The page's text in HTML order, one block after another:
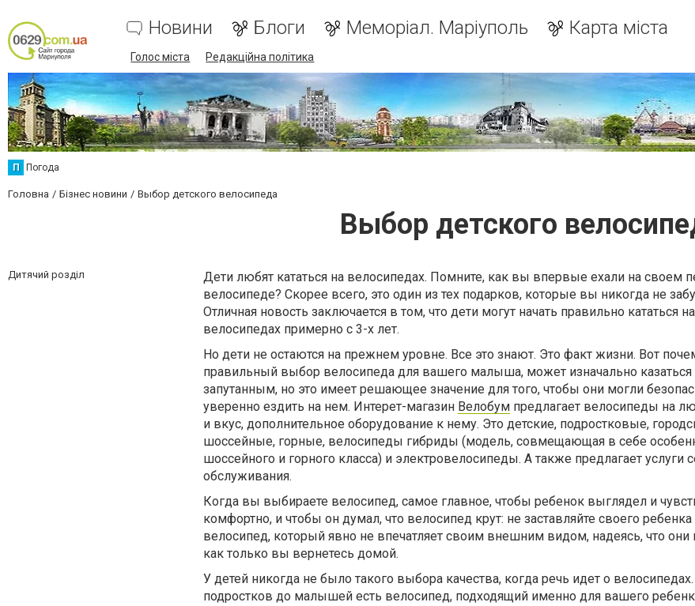
Новини Блоги Меморіал. Маріуполь Карта міста
Голос міста Редакційна політика
П Погода
Головна Бізнес новини Выбор детского велосипеда
Выбор детского
Дитячий розділ
Дети любят кататься на велосипедах. Помните, как вы впервые ехали на своем
велосипеде? Скорее всего, это один из тех подарков, которые вы никогда не
Отличная новость заключается в том, что дети могут начать правильно кататься на
велосипедах примерно с 3-х лет.
Но дети не остаются на прежнем уровне. Все это знают. Это факт жизни. Вот
правильный выбор велосипеда для вашего малыша, может изначально
запутанным, но это имеет решающее значение для того, чтобы они могли
уверенно ездить на нем. Интерет-магазин Велобум предлагает велосипеды на
и вкус, дополнительное оборудование к нему. Это детские, подростковые,
шоссейные, горные, велосипеды гибриды (модель, совмещающая в себе
шоссейного и горного класса) и электровелосипеды. А также предлагает услуги
обслуживания.
Когда вы выбираете велосипед, самое главное, чтобы ребенок выглядел и
комфортно, и чтобы он думал, что велосипед крут: не заставляйте своего ребенка
велосипед, который явно не впечатляет своим внешним видом, надеясь, что
как только вы вернетесь домой.
У детей никогда не было такого выбора качества, когда речь идет о
подростков до малышей есть велосипед, подходящий именно для вашего